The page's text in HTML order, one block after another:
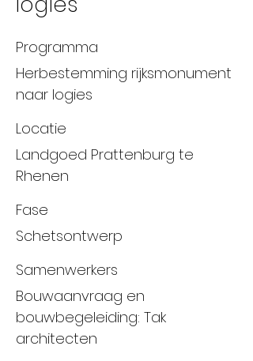
Programma
Herbestemming rijksmonument
naar logies
Locatie
Landgoed Prattenburg te
Rhenen
Fase
Schetsontwerp
Samenwerkers
Bouwaanvraag en
bouwbegeleiding: Tak
architecten